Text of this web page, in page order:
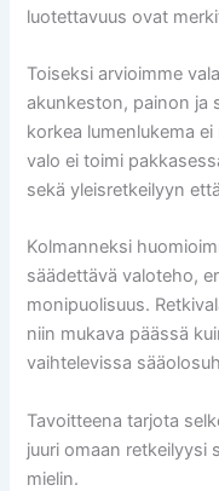
luotettavuus ovat
Toiseksi arvioimme
akunkeston, painon ja
korkea lumenlukema
valo ei toimi
sekä yleisretkeilyyn
Kolmanneksi
säädettävä valoteho,
monipuolisuus.
niin mukava päässä
vaihtelevissa
Tavoitteena tarjota
juuri omaan retkeilyysi
mielin.